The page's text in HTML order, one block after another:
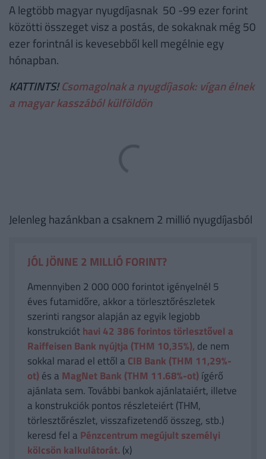
A legtöbb magyar nyugdíjasnak 50 -99 ezer forint
közötti összeget visz a postás, de sokaknak még 50
ezer forintnál is kevesebből kell megélnie egy
hónapban.
KATTINTS!Csomagolnak a nyugdíjasok: vígan élnek
a magyar kasszából külföldön
Jelenleg hazánkban a csaknem 2 millió nyugdíjasból
JÓL JÖNNE 2 MILLIÓ FORINT?
Amennyiben 2 000 000 forintot igényelnél 5
éves futamidőre, akkor a törlesztőrészletek
szerinti rangsor alapján az egyik legjobb
konstrukcióthavi 42 386 forintos törlesztővel a
Raiffeisen Bank nyújtja (THM 10,35%), de nem
sokkal marad el ettől a CIB Bank (THM 11,29%-
ot)és a MagNet Bank (THM 11.68%-ot)ígérő
ajánlata sem. További bankok ajánlataiért, illetve
a konstrukciók pontos részleteiért (THM,
törlesztőrészlet, visszafizetendő összeg, stb.)
keresd fel a Pénzcentrum megújult személyi
kölcsön kalkulátorát. (x)